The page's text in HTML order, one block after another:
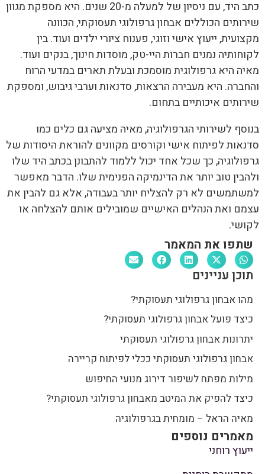
כתב היד, עם ניסיון של למעלה מ-20 שנים. היא מספקת מגוון
שירותים הכוללים אבחון גרפולוגי תעסוקתי, הכוונה
מקצועית, ייעוץ אישי וזוגי, פענוח ציורי ילדים ועוד. בין
לקוחותיה נמנים חברות היי-טק, מוסדות חינוך, בנקים ועוד.
מאיה היא גרפולוגית מוסמכת ובעלת תארים במדעי הרוח
והחברה. היא מעבירה הרצאות, סדנאות וערבי גיבוש, ומספקת
שירותים איכותיים בתחום.
בנוסף לשירותי הגרפולוגיה, מאיה מציעה גם כלים כמו
סדנאות לפיתוח אישי וקורסים מקוונים להוראת היסודות של
גרפולוגיה, כך שכל אחד יכול ללמוד להתבונן בכתב היד שלו
ולהבין טוב יותר את הדינמיקה הפנימית שלו. הדבר מאפשר
למשתמשים לא רק להצליח יותר בעבודה, אלא גם להבין את
עצמם ואת הנהלים האישיים שמובילים אותם להצלחה או
לקושי.
שתפו את המאמר
תוכן עניינים
מהו אבחון גרפולוגי תעסוקתי?
כיצד פועל אבחון גרפולוגי תעסוקתי?
יתרונות אבחון גרפולוגי תעסוקתי
אבחון גרפולוגי תעסוקתי ככלי לפיתוח קריירה
מילות מפתח לשיפור דירוג מנועי החיפוש
כיצד להפיק את המיטב מאבחון גרפולוגי תעסוקתי?
מאיה הראל – מומחית בגרפולוגיה
מאמרים נוספים
ייעוץ רוחני